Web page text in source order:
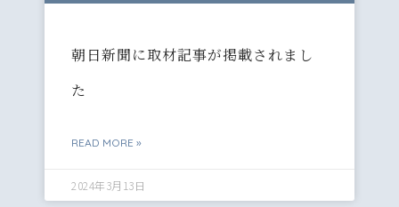
朝日新聞に取材記事が掲載されまし
た
READ MORE »
2024年3月13日